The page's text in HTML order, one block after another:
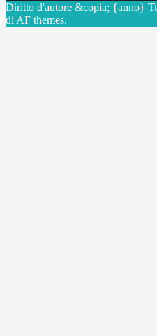
Diritto d'autore &copia; {anno}
di AF themes.